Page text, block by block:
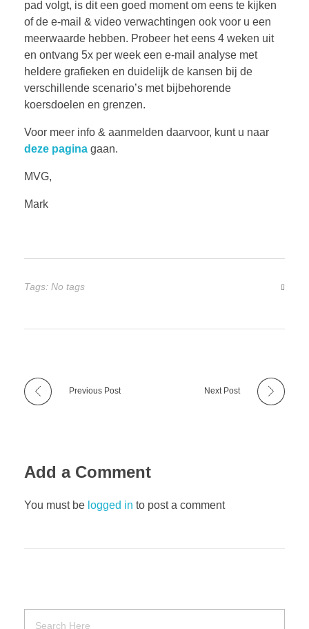
pad volgt, is dit een goed moment om eens te kijken
of de e-mail & video verwachtingen ook voor u een
meerwaarde hebben. Probeer het eens 4 weken uit
en ontvang 5x per week een e-mail analyse met
heldere grafieken en duidelijk de kansen bij de
verschillende scenario’s met bijbehorende
koersdoelen en grenzen.
Voor meer info & aanmelden daarvoor, kunt u naar
deze pagina gaan.
MVG,
Mark
Tags: No tags
Previous Post Next Post
Add a Comment
You must be logged in to post a comment